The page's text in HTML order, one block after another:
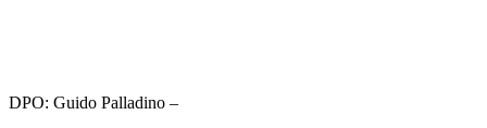
DPO: Guido Palladino –